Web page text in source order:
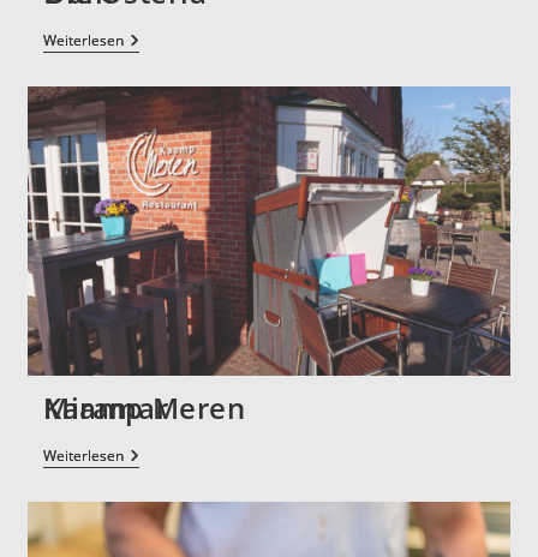
Weiterlesen
Kaamp Meren
Weiterlesen